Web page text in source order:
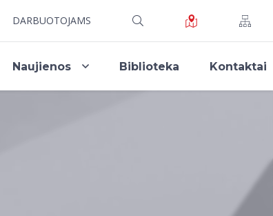
DARBUOTOJAMS
Naujienos Biblioteka Kontaktai